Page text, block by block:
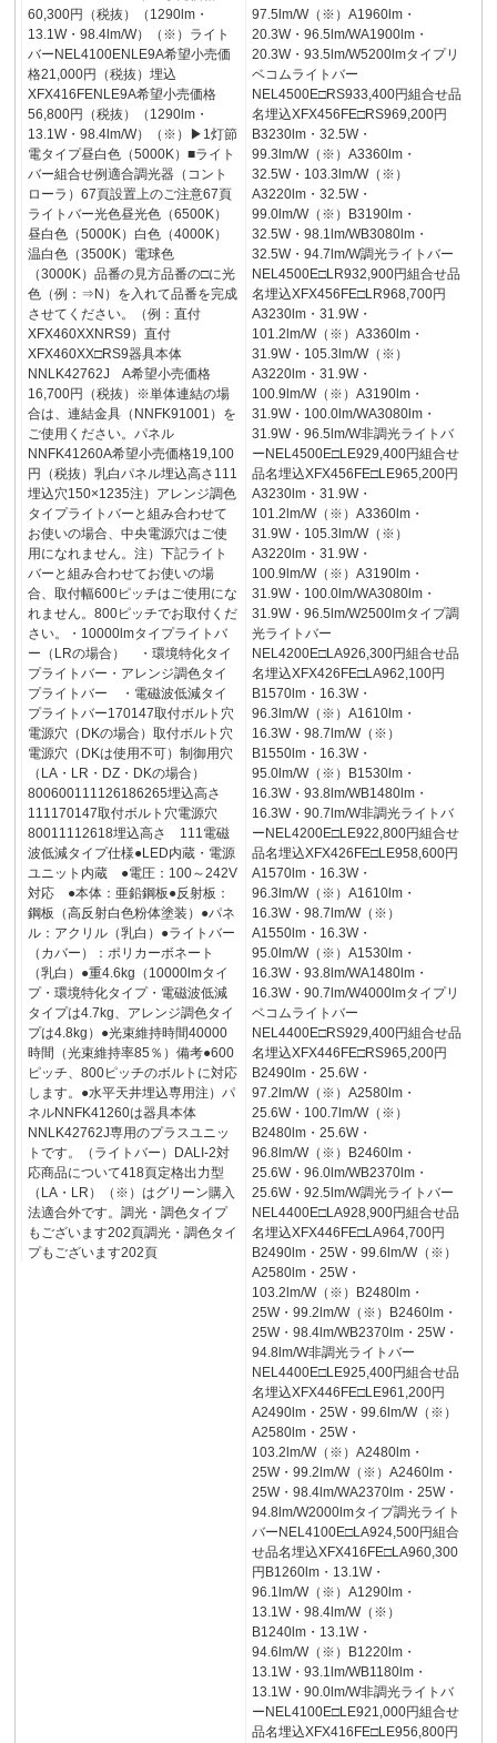
60,300円（税抜）（1290lm・
13.1W・98.4lm/W）（※）ライト
バーNEL4100ENLE9A希望小売価
格21,000円（税抜）埋込
XFX416FENLE9A希望小売価格
56,800円（税抜）（1290lm・
13.1W・98.4lm/W）（※）▶1灯節
電タイプ昼白色（5000K）■ライト
バー組合せ例適合調光器（コント
ローラ）67頁設置上のご注意67頁
ライトバー光色昼光色（6500K）
昼白色（5000K）白色（4000K）
温白色（3500K）電球色
（3000K）品番の見方品番の□に光
色（例：⇒N）を入れて品番を完成
させてください。（例：直付
XFX460XXNRS9）直付
XFX460XX□RS9器具本体
NNLK42762J A希望小売価格
16,700円（税抜）※単体連結の場
合は、連結金具（NNFK91001）を
ご使用ください。パネル
NNFK41260A希望小売価格19,100
円（税抜）乳白パネル埋込高さ111
埋込穴150×1235注）アレンジ調色
タイプライトバーと組み合わせて
お使いの場合、中央電源穴はご使
用になれません。注）下記ライト
バーと組み合わせてお使いの場
合、取付幅600ピッチはご使用にな
れません。800ピッチでお取付くだ
さい。・10000lmタイプライトバ
ー（LRの場合） ・環境特化タイ
プライトバー・アレンジ調色タイ
プライトバー ・電磁波低減タイ
プライトバー170147取付ボルト穴
電源穴（DKの場合）取付ボルト穴
電源穴（DKは使用不可）制御用穴
（LA・LR・DZ・DKの場合）
800600111126186265埋込高さ
111170147取付ボルト穴電源穴
80011112618埋込高さ 111電磁
波低減タイプ仕様●LED内蔵・電源
ユニット内蔵 ●電圧：100～242V
対応 ●本体：亜鉛鋼板●反射板：
鋼板（高反射白色粉体塗装）●パネ
ル：アクリル（乳白）●ライトバー
（カバー）：ポリカーボネート
（乳白）●重4.6kg（10000lmタイ
プ・環境特化タイプ・電磁波低減
タイプは4.7kg、アレンジ調色タイ
プは4.8kg）●光束維持時間40000
時間（光束維持率85％）備考●600
ピッチ、800ピッチのボルトに対応
します。●水平天井埋込専用注）パ
ネルNNFK41260は器具本体
NNLK42762J専用のプラスユニッ
トです。（ライトバー）DALI-2対
応商品について418頁定格出力型
（LA・LR）（※）はグリーン購入
法適合外です。調光・調色タイプ
もございます202頁調光・調色タイ
プもございます202頁
97.5lm/W（※）A1960lm・
20.3W・96.5lm/WA1900lm・
20.3W・93.5lm/W5200lmタイプリ
ベコムライトバー
NEL4500E□RS933,400円組合せ品
名埋込XFX456FE□RS969,200円
B3230lm・32.5W・
99.3lm/W（※）A3360lm・
32.5W・103.3lm/W（※）
A3220lm・32.5W・
99.0lm/W（※）B3190lm・
32.5W・98.1lm/WB3080lm・
32.5W・94.7lm/W調光ライトバー
NEL4500E□LR932,900円組合せ品
名埋込XFX456FE□LR968,700円
A3230lm・31.9W・
101.2lm/W（※）A3360lm・
31.9W・105.3lm/W（※）
A3220lm・31.9W・
100.9lm/W（※）A3190lm・
31.9W・100.0lm/WA3080lm・
31.9W・96.5lm/W非調光ライトバ
ーNEL4500E□LE929,400円組合せ
品名埋込XFX456FE□LE965,200円
A3230lm・31.9W・
101.2lm/W（※）A3360lm・
31.9W・105.3lm/W（※）
A3220lm・31.9W・
100.9lm/W（※）A3190lm・
31.9W・100.0lm/WA3080lm・
31.9W・96.5lm/W2500lmタイプ調
光ライトバー
NEL4200E□LA926,300円組合せ品
名埋込XFX426FE□LA962,100円
B1570lm・16.3W・
96.3lm/W（※）A1610lm・
16.3W・98.7lm/W（※）
B1550lm・16.3W・
95.0lm/W（※）B1530lm・
16.3W・93.8lm/WB1480lm・
16.3W・90.7lm/W非調光ライトバ
ーNEL4200E□LE922,800円組合せ
品名埋込XFX426FE□LE958,600円
A1570lm・16.3W・
96.3lm/W（※）A1610lm・
16.3W・98.7lm/W（※）
A1550lm・16.3W・
95.0lm/W（※）A1530lm・
16.3W・93.8lm/WA1480lm・
16.3W・90.7lm/W4000lmタイプリ
ベコムライトバー
NEL4400E□RS929,400円組合せ品
名埋込XFX446FE□RS965,200円
B2490lm・25.6W・
97.2lm/W（※）A2580lm・
25.6W・100.7lm/W（※）
B2480lm・25.6W・
96.8lm/W（※）B2460lm・
25.6W・96.0lm/WB2370lm・
25.6W・92.5lm/W調光ライトバー
NEL4400E□LA928,900円組合せ品
名埋込XFX446FE□LA964,700円
B2490lm・25W・99.6lm/W（※）
A2580lm・25W・
103.2lm/W（※）B2480lm・
25W・99.2lm/W（※）B2460lm・
25W・98.4lm/WB2370lm・25W・
94.8lm/W非調光ライトバー
NEL4400E□LE925,400円組合せ品
名埋込XFX446FE□LE961,200円
A2490lm・25W・99.6lm/W（※）
A2580lm・25W・
103.2lm/W（※）A2480lm・
25W・99.2lm/W（※）A2460lm・
25W・98.4lm/WA2370lm・25W・
94.8lm/W2000lmタイプ調光ライト
バーNEL4100E□LA924,500円組合
せ品名埋込XFX416FE□LA960,300
円B1260lm・13.1W・
96.1lm/W（※）A1290lm・
13.1W・98.4lm/W（※）
B1240lm・13.1W・
94.6lm/W（※）B1220lm・
13.1W・93.1lm/WB1180lm・
13.1W・90.0lm/W非調光ライトバ
ーNEL4100E□LE921,000円組合せ
品名埋込XFX416FE□LE956,800円